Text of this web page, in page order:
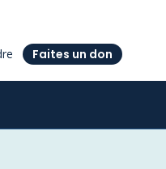
Faites un don